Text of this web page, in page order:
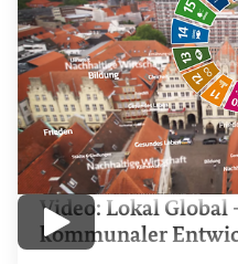
Video: Lokal Global
kommunaler
Video abspielen